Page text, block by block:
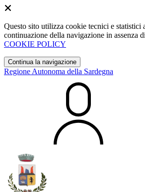
Questo sito utilizza cookie tecnici e
continuazione della navigazione in assenza
COOKIE POLICY
Continua la navigazione
Regione Autonoma della Sardegna